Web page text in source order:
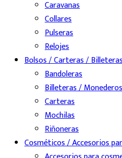
Caravanas
Collares
Pulseras
Relojes
Bolsos / Carteras /
Bandoleras
Billeteras / Monederos
Carteras
Mochilas
Riñoneras
Cosméticos / Accesorios